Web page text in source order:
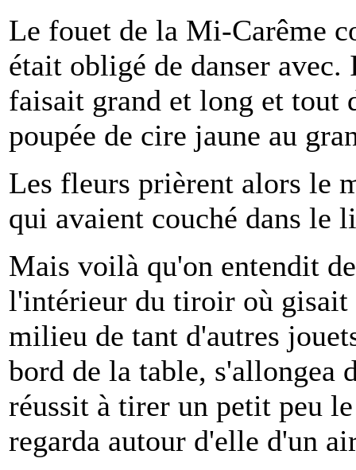
Le fouet de la Mi-Carême
était obligé de danser
faisait grand et long et tout
poupée de cire jaune au
Les fleurs prièrent alors le
qui avaient couché dans le
Mais voilà qu'on entendit
l'intérieur du tiroir où gisait
milieu de tant d'autres
bord de la table, s'allongea
réussit à tirer un petit peu
regarda autour d'elle d'un